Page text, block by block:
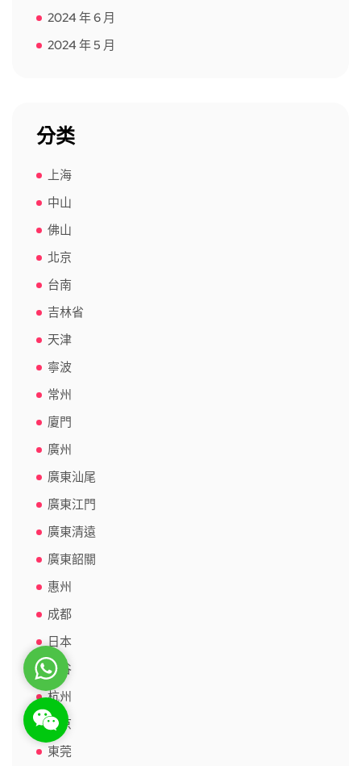
2024 年 6 月
2024 年 5 月
分类
上海
中山
佛山
北京
台南
吉林省
天津
寧波
常州
廈門
廣州
廣東汕尾
廣東江門
廣東清遠
廣東韶關
惠州
成都
日本
曼谷
杭州
東京
東莞
WhatsApp
WeChat: rsgt819